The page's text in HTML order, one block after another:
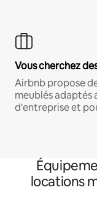
Vous cherchez
Airbnb propose
meublés adaptés
d'entreprise et
locations